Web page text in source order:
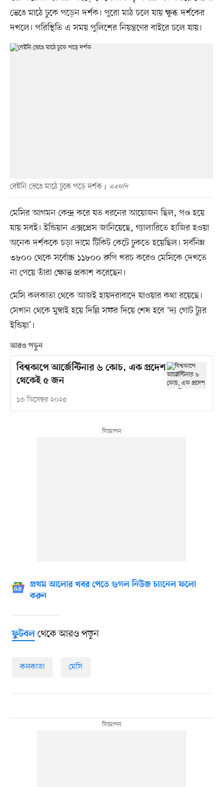
ভেঙে মাঠে ঢুকে পড়েন দর্শক। পুরো মাঠ চলে যায় ক্ষুব্ধ দর্শকের
দখলে। পরিস্থিতি এ সময় পুলিশের নিয়ন্ত্রণের বাইরে চলে যায়।
বেষ্টনি ভেঙে মাঠে ঢুকে পড়ে দর্শক এএফপি
মেসির আগমন কেন্দ্র করে যত ধরনের আয়োজন ছিল, পণ্ড হয়ে
যায় সবই। ইন্ডিয়ান এক্সপ্রেস জানিয়েছে, গ্যালারিতে হাজির হওয়া
অনেক দর্শককে চড়া দামে টিকিট কেটে ঢুকতে হয়েছিল। সর্বনিম্ন
৩৮০০ থেকে সর্বোচ্চ ১১৮০০ রুপি খরচ করেও মেসিকে দেখতে
না পেয়ে তাঁরা ক্ষোভ প্রকাশ করেছেন।
মেসি কলকাতা থেকে আজই হায়দরাবাদে যাওয়ার কথা রয়েছে।
সেখান থেকে মুম্বাই হয়ে দিল্লি সফর দিয়ে শেষ হবে ‘দ্য গোট ট্যুর
ইন্ডিয়া’।
আরও পড়ুন
বিশ্বকাপে আর্জেন্টিনার ৬ কোচ, এক প্রদেশ
থেকেই ৫ জন
১৩ ডিসেম্বর ২০২৫
প্রথম আলোর খবর পেতে গুগল নিউজ চ্যানেল ফলো
করুন
ফুটবলথেকে আরও পড়ুন
কলকাতা মেসি